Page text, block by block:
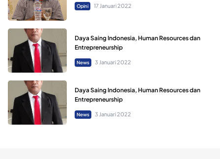
Opini 17 Januari 2022
Daya Saing Indonesia, Human Resources dan
Entrepreneurship
News 3 Januari 2022
Daya Saing Indonesia, Human Resources dan
Entrepreneurship
News 3 Januari 2022